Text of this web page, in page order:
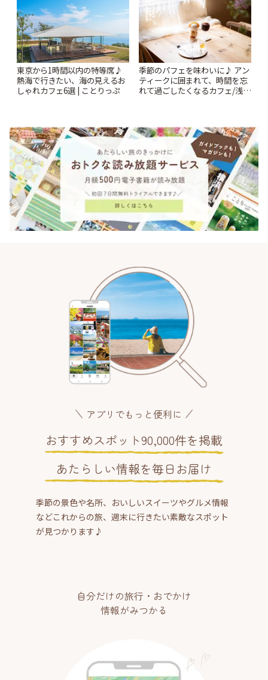
東京から1時間以内の特等席♪
熱海で行きたい、海の見えるお
しゃれカフェ6選 | ことりっぷ
季節のパフェを味わいに♪ アン
ティークに囲まれて、時間を忘
れて過ごしたくなるカフェ/浅草
アプリでもっと便利に
おすすめスポット90,000件を掲載
あたらしい情報を毎日お届け
季節の景色や名所、おいしいスイーツやグルメ情報
などこれからの旅、週末に行きたい素敵なスポット
が見つかります♪
自分だけの旅行・おでかけ
情報がみつかる